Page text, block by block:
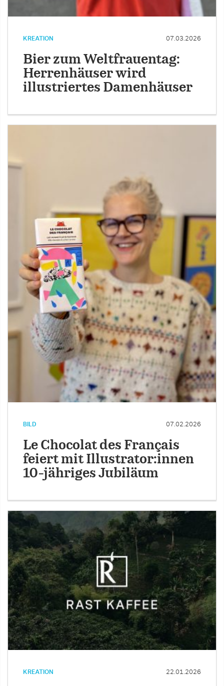
KREATION 07.03.2026
Bier zum Weltfrauentag:
Herrenhäuser wird
illustriertes Damenhäuser
BILD 07.02.2026
Le Chocolat des Français
feiert mit Illustrator:innen
10-jähriges Jubiläum
KREATION 22.01.2026